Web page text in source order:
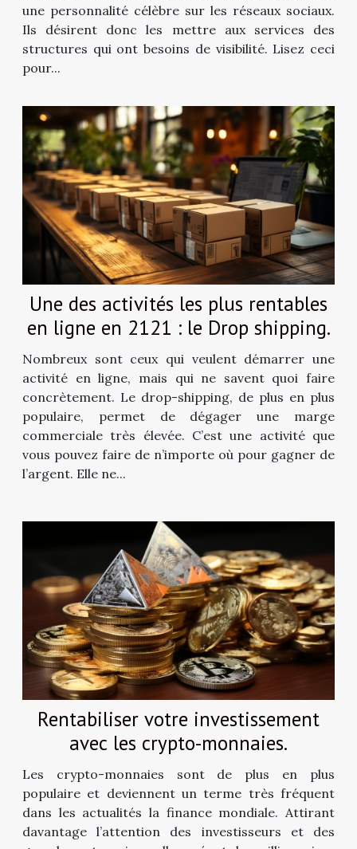
une personnalité célèbre sur les réseaux sociaux.
Ils désirent donc les mettre aux services des
structures qui ont besoins de visibilité. Lisez ceci
pour...
Une des activités les plus rentables
en ligne en 2121 : le Drop shipping.
Nombreux sont ceux qui veulent démarrer une
activité en ligne, mais qui ne savent quoi faire
concrètement. Le drop-shipping, de plus en plus
populaire, permet de dégager une marge
commerciale très élevée. C’est une activité que
vous pouvez faire de n’importe où pour gagner de
l’argent. Elle ne...
Rentabiliser votre investissement
avec les crypto-monnaies.
Les crypto-monnaies sont de plus en plus
populaire et deviennent un terme très fréquent
dans les actualités la finance mondiale. Attirant
davantage l’attention des investisseurs et des